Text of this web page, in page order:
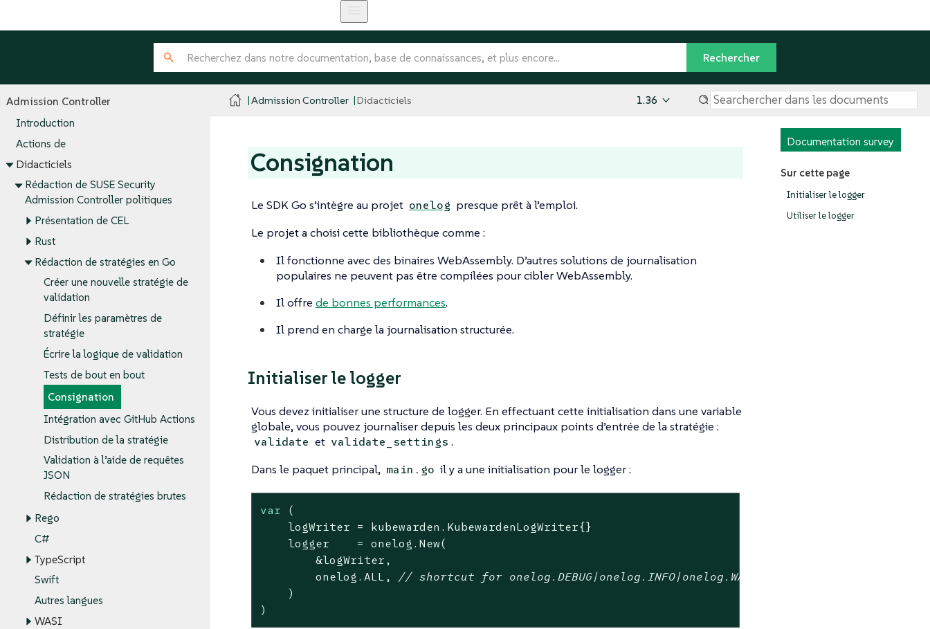
Admission Controller
Introduction
Actions de
Didacticiels
Rédaction de SUSE Security
Admission Controller politiques
Présentation de CEL
Rust
Rédaction de stratégies en Go
Créer une nouvelle stratégie de
validation
Définir les paramètres de
stratégie
Écrire la logique de validation
Tests de bout en bout
Consignation
Intégration avec GitHub Actions
Distribution de la stratégie
Validation à l’aide de requêtes
JSON
Rédaction de stratégies brutes
Rego
C#
TypeScript
Swift
Autres langues
WASI
Admission Controller Didacticiels 1.36
Documentation survey
Sur cette page
Initialiser le logger
Utiliser le logger
Consignation
Le SDK Go s’intègre au projet onelog presque prêt à l’emploi.
Le projet a choisi cette bibliothèque comme :
Il fonctionne avec des binaires WebAssembly. D’autres solutions de journalisation
populaires ne peuvent pas être compilées pour cibler WebAssembly.
Il offre de bonnes performances.
Il prend en charge la journalisation structurée.
Initialiser le logger
Vous devez initialiser une structure de logger. En effectuant cette initialisation dans une variable
globale, vous pouvez journaliser depuis les deux principaux points d’entrée de la stratégie :
validate et validate_settings .
Dans le paquet principal, main.go il y a une initialisation pour le logger :
var (
    logWriter = kubewarden.KubewardenLogWriter{}
    logger    = onelog.New(
        &logWriter,
        onelog.ALL,
// shortcut for
    )
)